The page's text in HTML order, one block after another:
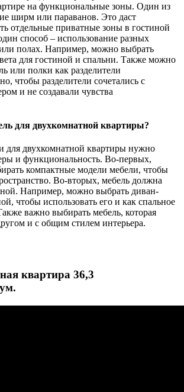
на функциональные зоны. Один из
ширм или параванов. Это даст
отдельные приватные зоны в гостиной
способ – использование разных
или полах. Например, можно выбрать
для гостиной и спальни. Также можно
или полки как разделители
чтобы разделители сочетались с
и не создавали чувства
для двухкомнатной квартиры?
для двухкомнатной квартиры нужно
и функциональность. Во-первых,
компактные модели мебели, чтобы
Во-вторых, мебель должна
Например, можно выбрать диван-
чтобы использовать его и как спальное
важно выбирать мебель, которая
и с общим стилем интерьера.
квартира 36,3